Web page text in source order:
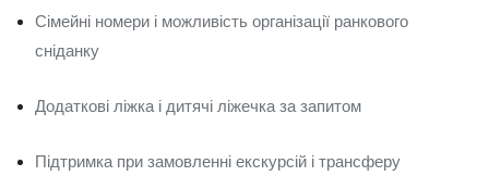
Сімейні номери і можливість організації ранкового
сніданку
Додаткові ліжка і дитячі ліжечка за запитом
Підтримка при замовленні екскурсій і трансферу